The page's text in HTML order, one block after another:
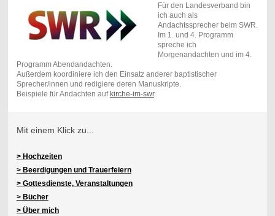
Für den Landesverband bin
ich auch als
Andachtssprecher beim SWR.
Im 1. und 4. Programm
spreche ich
Morgenandachten und im 4.
Programm Abendandachten.
Außerdem koordiniere ich den Einsatz anderer baptistischer
Sprecher/innen und redigiere deren Manuskripte.
Beispiele für Andachten aufkirche-im-swr.
Mit einem Klick zu...
> Hochzeiten
> Beerdigungen und Trauerfeiern
> Gottesdienste, Veranstaltungen
> Bücher
> Über mich